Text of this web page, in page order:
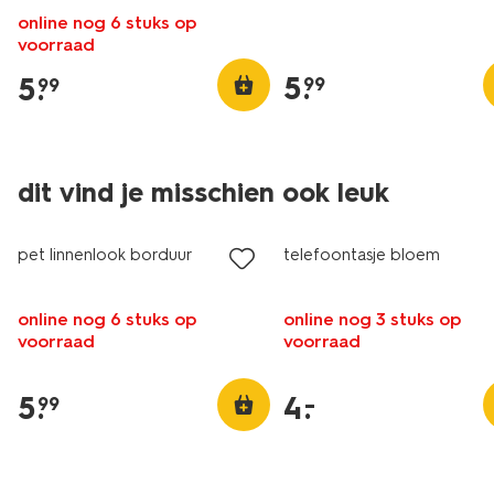
online nog 6 stuks op
voorraad
5.
99 5.
99
dit vind je misschien ook leuk
pet linnenlook borduur
online nog 6 stuks op
voorraad
5.
99
laag geprijsd
telefoontasje bloem
online nog 3 stuks op
voorraad
4.
–